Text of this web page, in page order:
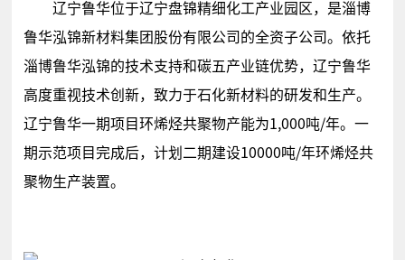
辽宁鲁华位于辽宁盘锦精细化工产业园区，是淄博
鲁华泓锦新材料集团股份有限公司的全资子公司。依托
淄博鲁华泓锦的技术支持和碳五产业链优势，辽宁鲁华
高度重视技术创新，致力于石化新材料的研发和生产。
辽宁鲁华一期项目环烯烃共聚物产能为1,000吨/年。一
期示范项目完成后，计划二期建设10000吨/年环烯烃共
聚物生产装置。